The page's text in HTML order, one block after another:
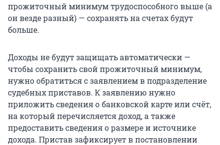
прожиточный минимум трудоспособного выше (а
он везде разный) — сохранять на счетах будут
больше.
Доходы не будут защищать автоматически —
чтобы сохранить свой прожиточный минимум,
нужно обратиться с заявлением в подразделение
судебных приставов. К заявлению нужно
приложить сведения о банковской карте или счёт,
на который перечисляется доход, а также
предоставить сведения о размере и источнике
дохода. Пристав зафиксирует в постановлении